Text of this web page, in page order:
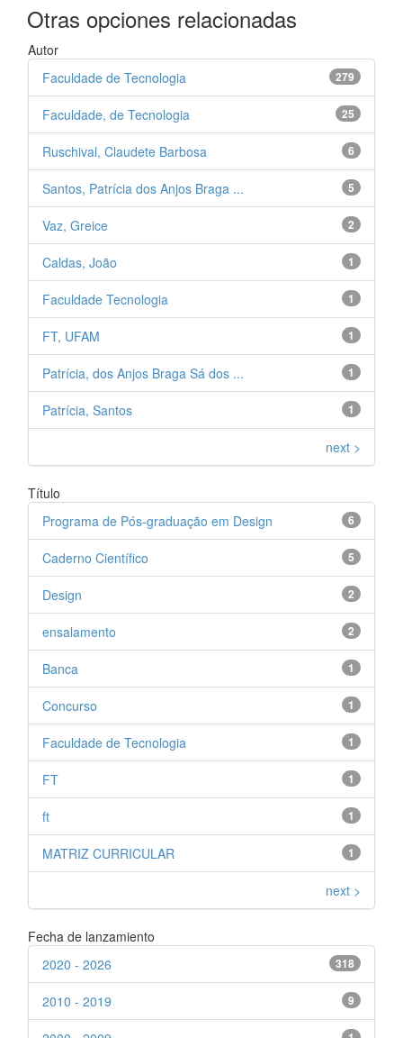
Otras opciones relacionadas
Autor
279
Faculdade de Tecnologia
25
Faculdade, de Tecnologia
6
Ruschival, Claudete Barbosa
5
Santos, Patrícia dos Anjos Braga ...
2
Vaz, Greice
1
Caldas, João
1
Faculdade Tecnologia
1
FT, UFAM
1
Patrícia, dos Anjos Braga Sá dos ...
1
Patrícia, Santos
next >
Título
6
Programa de Pós-graduação em Design
5
Caderno Científico
2
Design
2
ensalamento
1
Banca
1
Concurso
1
Faculdade de Tecnologia
1
FT
1
ft
1
MATRIZ CURRICULAR
next >
Fecha de lanzamiento
318
2020 - 2026
9
2010 - 2019